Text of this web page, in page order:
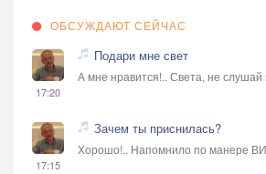
ОБСУЖДАЮТ СЕЙЧАС
17:20
Подари мне свет
А мне нравится!.. Света, не слушай
17:15
Зачем ты приснилась?
Хорошо!.. Напомнило по манере